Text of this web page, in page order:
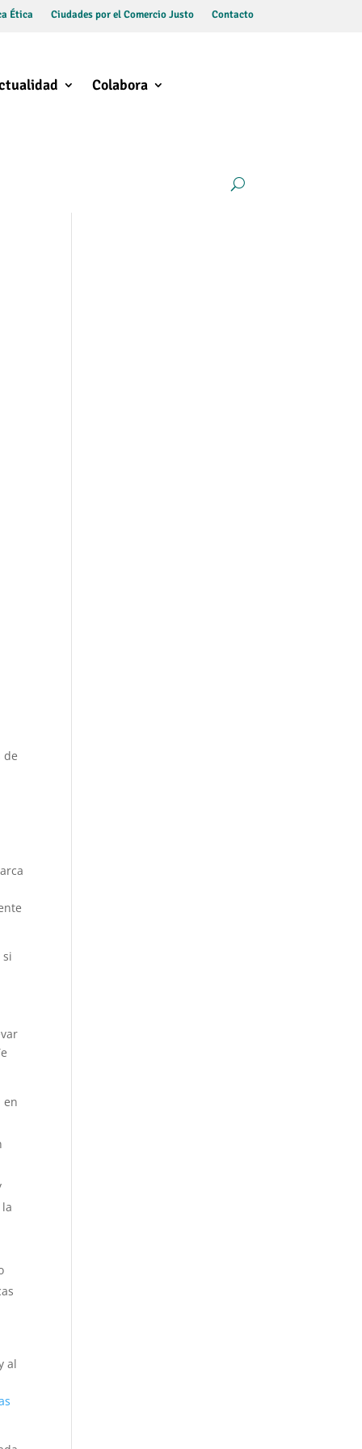
Ética Ciudades por el Comercio Justo Contacto
Colabora
de
en
al